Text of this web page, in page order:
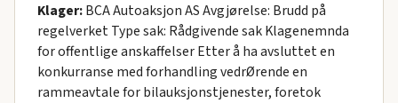
Klager:BCA Autoaksjon AS Avgjørelse: Brudd på
regelverket Type sak: Rådgivende sak Klagenemnda
for offentlige anskaffelser Etter å ha avsluttet en
konkurranse med forhandling vedrØrende en
rammeavtale for bilauksjonstjenester, foretok